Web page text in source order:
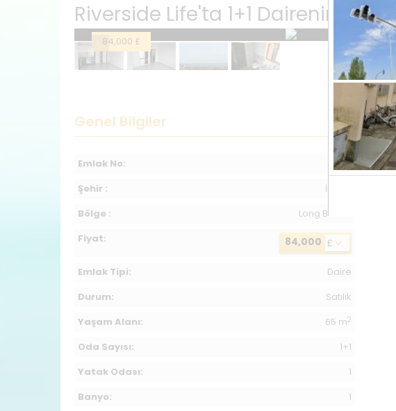
Riverside Life'ta 1+1 Dairenin Satışı
84,000 £
Genel Bilgiler
Emlak No:
205
Şehir :
İskele
Bölge :
Long Beach
Fiyat:
84,000 £
Emlak Tipi:
Daire
Durum:
Satılık
Yaşam Alanı:
65 m2
Oda Sayısı:
1+1
Yatak Odası:
1
Banyo:
1